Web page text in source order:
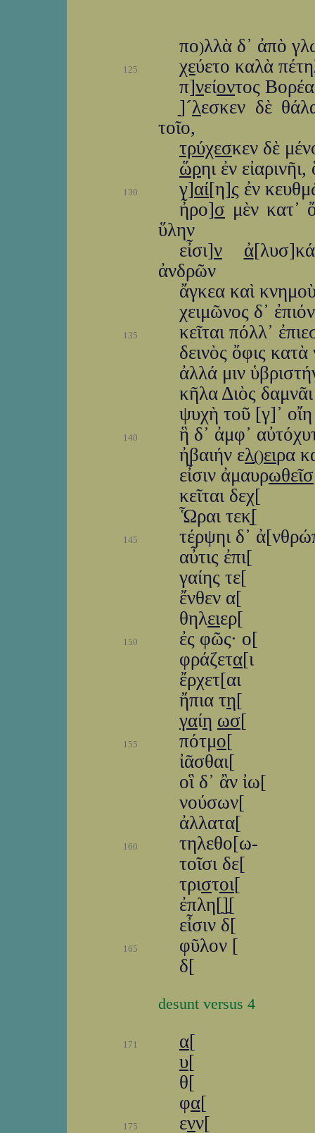
πο)λλὰ δ᾽ ἀπὸ
125 χεύετο καλὰ
π]νείοντος
ַ]ַ´λεσκεν δὲ
τοῖο,
τρύχεσκεν δὲ
ὥρηι ἐν
130 γ]αί[η]ς ἐν
ἦρο]σ μὲν κατ᾽
ὕλην
εἶσι]ν ἀ
ἀνδρῶν
ἄγκεα καὶ
χειμῶνος δ᾽
135
κεῖται πόλλ᾽
δεινὸς ὄφις
ἀλλά μιν
κῆλα Διὸς
ψυχὴ τοῦ [γ]᾽
140
ἣ δ᾽ ἀμφ᾽
ἠβαιήν ελ(ַ)ειρα
εἶσιν ἀμαυρωθεῖσ
κεῖται δεχ[
Ὧραι τεκַַ[
145
τέρψηι δ᾽
αὖτις ἐπι[
γαίης τε[
ἔνθεν α[
θηλειερ[
150
ἐς φῶς· ο[
φράζετα[ι
ἔρχετ[αι
ἤπια τη[
γαίη ωσ[
155 πότμο[
ἰᾶσθαι[
οἳ δ᾽ ἂν ἰω[
νούσων[
ἀλλατα[
160
τηλεθο[ω-
τοῖσι δε[
τριστοι[
ἐπλη[ַ]ַ[
εἶσιν δ[
165
φῦλον [
δ[
desunt versus 4
171 α[
υ[
θ[
φα[
175 ενν[